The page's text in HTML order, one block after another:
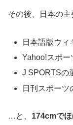
その後、日本の主
日本語版ウィ
Yahoo!スポ
J SPORTSの
日刊スポーツ
…と、 174cmで